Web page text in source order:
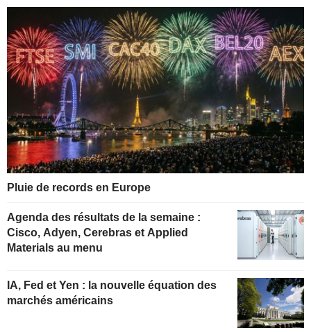
Pluie de records en Europe
Agenda des résultats de la semaine :
Cisco, Adyen, Cerebras et Applied
Materials au menu
IA, Fed et Yen : la nouvelle équation des
marchés américains